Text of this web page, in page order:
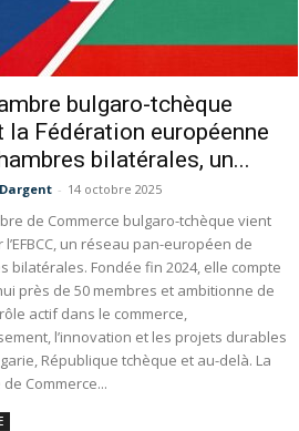
bulgaro-tchèque
la Fédération européenne
bilatérales, un...
- 14 octobre 2025
de Commerce bulgaro-tchèque vient
l’EFBCC, un réseau pan-européen de
bilatérales. Fondée fin 2024, elle compte
près de 50 membres et ambitionne de
actif dans le commerce,
l’innovation et les projets durables
République tchèque et au-delà. La
Commerce...